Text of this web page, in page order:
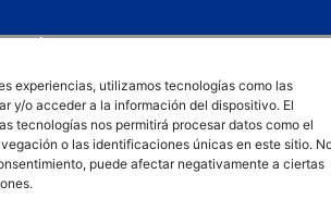
experiencias, utilizamos tecnologías como las
y/o acceder a la información del dispositivo. El
tecnologías nos permitirá procesar datos como el
o las identificaciones únicas en este sitio.
puede afectar negativamente a ciertas